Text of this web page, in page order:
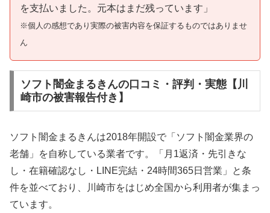
を支払いました。元本はまだ残っています」
※個人の感想であり実際の被害内容を保証するものではありませ
ん
ソフト闇金まるきんの口コミ・評判・実態【川
崎市の被害報告付き】
ソフト闇金まるきんは2018年開設で「ソフト闇金業界の
老舗」を自称している業者です。「月1返済・先引きな
し・在籍確認なし・LINE完結・24時間365日営業」と条
件を並べており、川崎市をはじめ全国から利用者が集まっ
ています。